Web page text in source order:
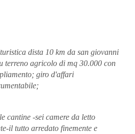
dista 10 km da san giovanni
terreno agricolo di mq 30.000 con
giro d'affari
cantine -sei camere da letto
il tutto arredato finemente e